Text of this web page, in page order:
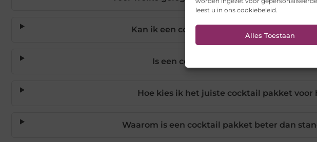
leest u in ons cookiebeleid.
Alles Toestaan
Kan ik een cocktail pakket personaliseren
Is een cocktail pakket geschikt voor
Hoe kies ik het juiste cocktail pakket voor
Waarom is een cocktail pakket beter dan